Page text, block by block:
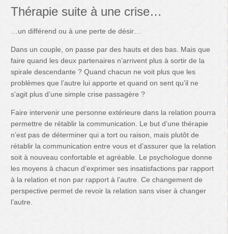
Thérapie suite à une crise…
…un différend ou à une perte de désir…
Dans un couple, on passe par des hauts et des bas. Mais que
faire quand les deux partenaires n’arrivent plus à sortir de la
spirale descendante ? Quand chacun ne voit plus que les
problèmes que l’autre lui apporte et quand on sent qu’il ne
s’agit plus d’une simple crise passagère ?
Faire intervenir une personne extérieure dans la relation pourra
permettre de rétablir la communication. Le but d’une thérapie
n’est pas de déterminer qui a tort ou raison, mais plutôt de
rétablir la communication entre vous et d’assurer que la relation
soit à nouveau confortable et agréable. Le psychologue donne
les moyens à chacun d’exprimer ses insatisfactions par rapport
à la relation et non par rapport à l’autre. Ce changement de
perspective permet de revoir la relation sans viser à changer
l’autre.